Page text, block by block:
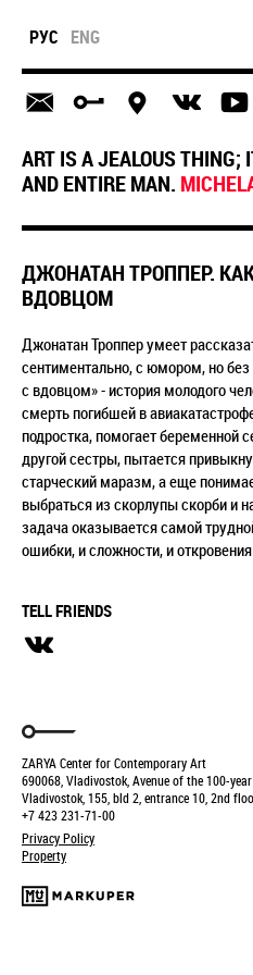
РУС ENG
ART IS A JEALOUS THING;
AND ENTIRE MAN.
ДЖОНАТАН ТРОППЕР.
ВДОВЦОМ
Джонатан Троппер умеет
сентиментально, с юмором, но
с вдовцом» - история молодого
смерть погибшей в
подростка, помогает беременной
другой сестры, пытается
старческий маразм, а еще
выбраться из скорлупы скорби и
задача оказывается самой
ошибки, и сложности, и откровения
TELL FRIENDS
ZARYA Center for Contemporary Art
690068, Vladivostok, Avenue of the 100-
Vladivostok, 155, bld 2, entrance 10, 2nd
+7 423 231-71-00
Privacy Policy
Property